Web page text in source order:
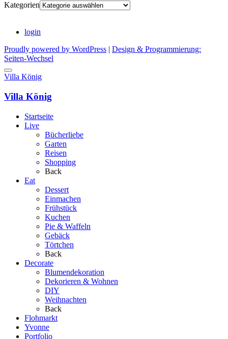
Kategorien
login
Proudly powered by WordPress
Design & Programmierung:
Seiten-Wechsel
Villa König
Villa König
Startseite
Live
Bücherliebe
Garten
Reisen
Shopping
Back
Eat
Dessert
Einmachen
Frühstück
Kuchen
Pie & Waffeln
Gebäck
Törtchen
Back
Decorate
Blumendekoration
Dekorieren & Wohnen
DIY
Weihnachten
Back
Flohmarkt
Yvonne
Portfolio